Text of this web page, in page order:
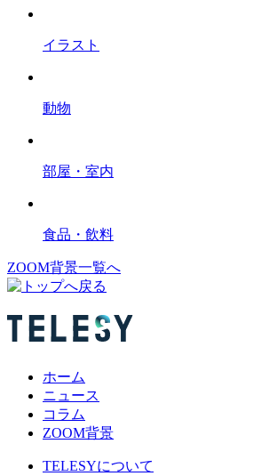
イラスト
動物
部屋・室内
食品・飲料
ZOOM背景一覧へ
ホーム
ニュース
コラム
ZOOM背景
TELESYについて